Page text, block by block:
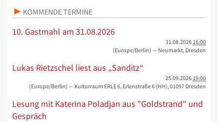
KOMMENDE TERMINE
10. Gastmahl am 31.08.2026
31.08.2026 16:00
(Europe/Berlin) — Neumarkt, Dresden
Lukas Rietzschel liest aus „Sanditz“
25.09.2026 19:00
(Europe/Berlin) — Kulturraum ERLE 6, Erlenstraße 6 (HH), 01097 Dresden
Lesung mit Katerina Poladjan aus "Goldstrand" und
Gespräch